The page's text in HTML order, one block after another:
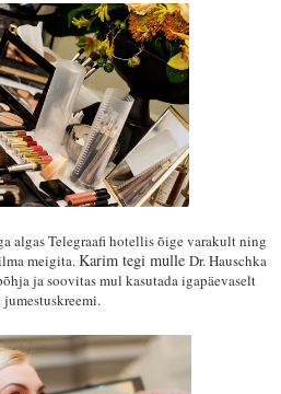
algas Telegraafi hotellis õige varakultning
meigita.Karim tegi mulle Dr. Hauschka
jasoovitas mul kasutada igapäevaselt
jumestuskreemi.